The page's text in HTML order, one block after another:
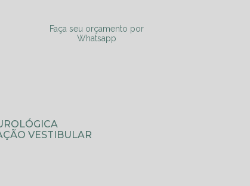
Faça seu orçamento por
Whatsapp
VESTIBULAR